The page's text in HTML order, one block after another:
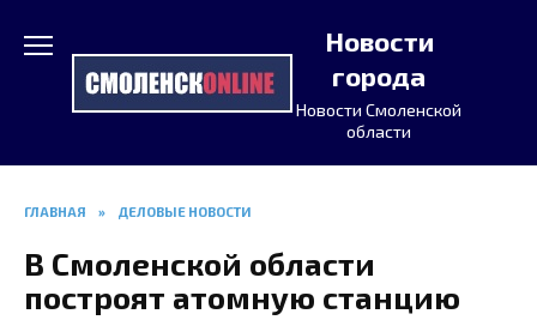
содержанию
Новости
города
Новости Смоленской
области
ГЛАВНАЯ » ДЕЛОВЫЕ НОВОСТИ
В Смоленской области
построят атомную станцию